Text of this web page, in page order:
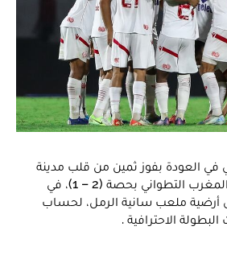
في العودة بفوز ثمين من قلب مدينة
تطوان، بعد تغلبه على المغرب التطواني بحصة (2 – 1)، في
أرضية ملعب سانية الرمل، لحساب